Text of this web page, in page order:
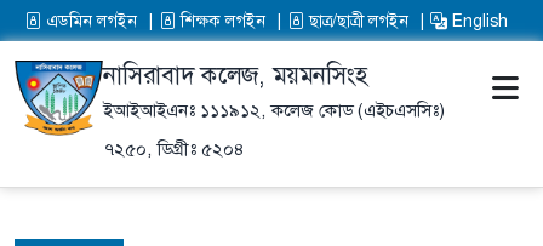
এডমিন লগইন শিক্ষক লগইন ছাত্র/ছাত্রী লগইন English
নাসিরাবাদ কলেজ, ময়মনসিংহ
ইআইআইএনঃ ১১১৯১২, কলেজ কোড (এইচএসসিঃ)
৭২৫০, ডিগ্রীঃ ৫২০৪